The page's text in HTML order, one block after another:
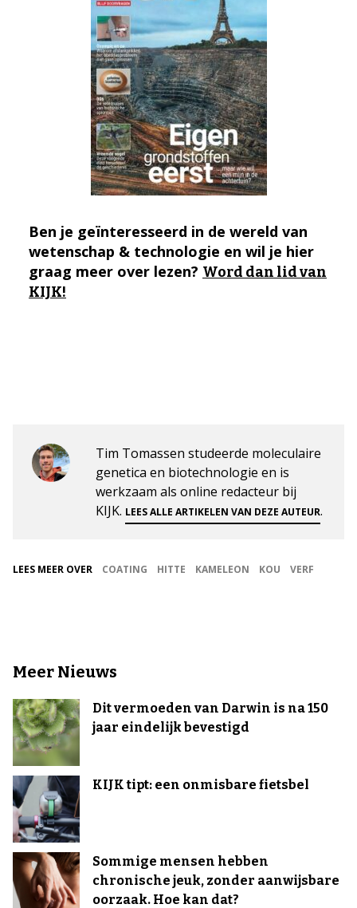
Ben je geïnteresseerd in de wereld van
wetenschap & technologie en wil je hier
graag meer over lezen? Word dan lid van
KIJK!
Tim Tomassen studeerde moleculaire
genetica en biotechnologie en is
werkzaam als online redacteur bij
KIJK. LEES ALLE ARTIKELEN VAN DEZE AUTEUR.
LEES MEER OVER COATING HITTE KAMELEON KOU VERF
Meer Nieuws
Dit vermoeden van Darwin is na 150
jaar eindelijk bevestigd
KIJK tipt: een onmisbare fietsbel
Sommige mensen hebben
chronische jeuk, zonder aanwijsbare
oorzaak. Hoe kan dat?